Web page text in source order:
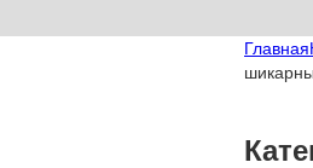
Главная